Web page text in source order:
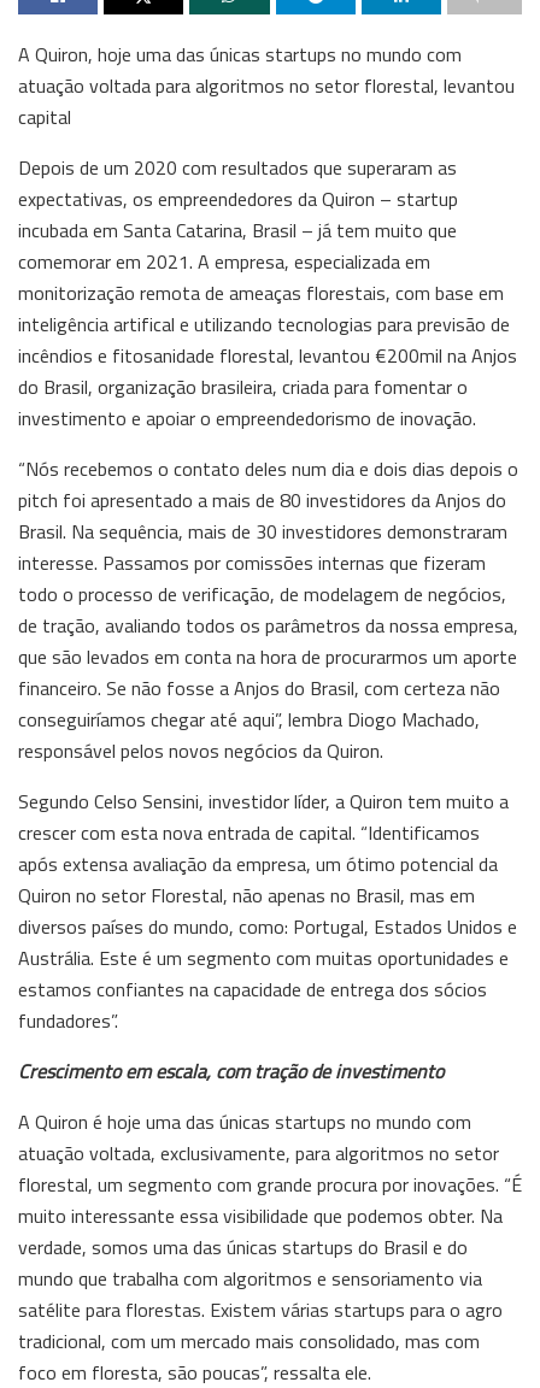
A Quiron, hoje uma das únicas startups no mundo com
atuação voltada para algoritmos no setor florestal, levantou
capital
Depois de um 2020 com resultados que superaram as
expectativas, os empreendedores da Quiron – startup
incubada em Santa Catarina, Brasil – já tem muito que
comemorar em 2021. A empresa, especializada em
monitorização remota de ameaças florestais, com base em
inteligência artifical e utilizando tecnologias para previsão de
incêndios e fitosanidade florestal, levantou €200mil na Anjos
do Brasil, organização brasileira, criada para fomentar o
investimento e apoiar o empreendedorismo de inovação.
“Nós recebemos o contato deles num dia e dois dias depois o
pitch foi apresentado a mais de 80 investidores da Anjos do
Brasil. Na sequência, mais de 30 investidores demonstraram
interesse. Passamos por comissões internas que fizeram
todo o processo de verificação, de modelagem de negócios,
de tração, avaliando todos os parâmetros da nossa empresa,
que são levados em conta na hora de procurarmos um aporte
financeiro. Se não fosse a Anjos do Brasil, com certeza não
conseguiríamos chegar até aqui”, lembra Diogo Machado,
responsável pelos novos negócios da Quiron.
Segundo Celso Sensini, investidor líder, a Quiron tem muito a
crescer com esta nova entrada de capital. “Identificamos
após extensa avaliação da empresa, um ótimo potencial da
Quiron no setor Florestal, não apenas no Brasil, mas em
diversos países do mundo, como: Portugal, Estados Unidos e
Austrália. Este é um segmento com muitas oportunidades e
estamos confiantes na capacidade de entrega dos sócios
fundadores”.
Crescimento em escala, com tração de investimento
A Quiron é hoje uma das únicas startups no mundo com
atuação voltada, exclusivamente, para algoritmos no setor
florestal, um segmento com grande procura por inovações. “É
muito interessante essa visibilidade que podemos obter. Na
verdade, somos uma das únicas startups do Brasil e do
mundo que trabalha com algoritmos e sensoriamento via
satélite para florestas. Existem várias startups para o agro
tradicional, com um mercado mais consolidado, mas com
foco em floresta, são poucas”, ressalta ele.